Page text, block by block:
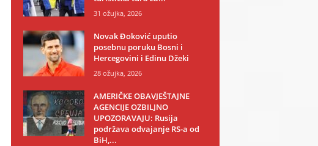
31 ožujka, 2026
Novak Đoković uputio
posebnu poruku Bosni i
Hercegovini i Edinu Džeki
28 ožujka, 2026
AMERIČKE OBAVJEŠTAJNE
AGENCIJE OZBILJNO
UPOZORAVAJU: Rusija
podržava odvajanje RS-a od
BiH,...